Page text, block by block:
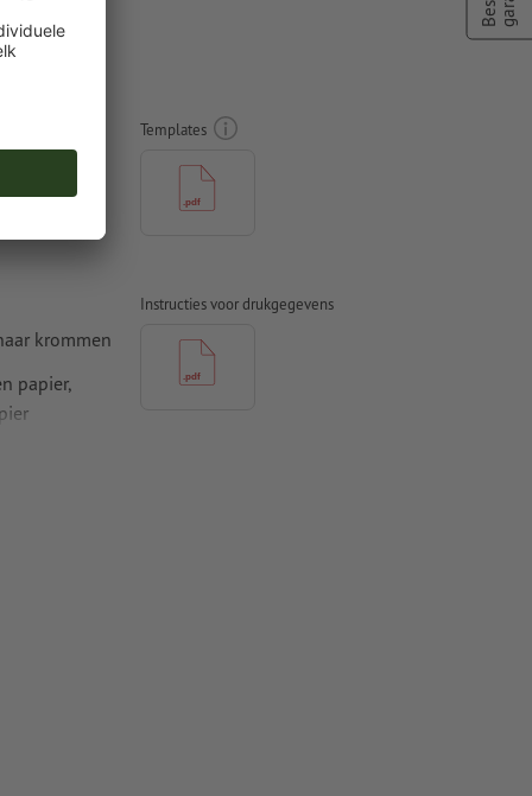
krommen
papier,
Templates
Instructies voor drukgegevens